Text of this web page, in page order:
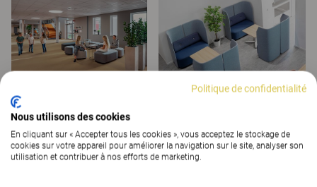
Politique de confidentialité
Nous utilisons des cookies
En cliquant sur « Accepter tous les cookies », vous acceptez le stockage de
cookies sur votre appareil pour améliorer la navigation sur le site, analyser son
utilisation et contribuer à nos efforts de marketing.